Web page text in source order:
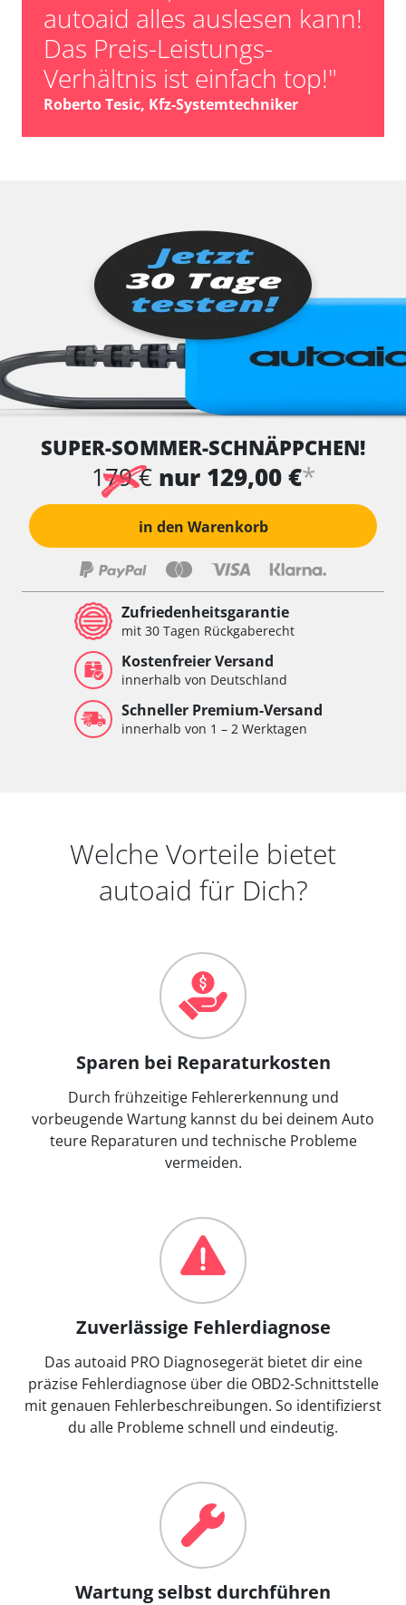
autoaid alles auslesen kann!
Das Preis-Leistungs-
Verhältnis ist einfach top!"
Roberto Tesic, Kfz-Systemtechniker
SUPER-SOMMER-SCHNÄPPCHEN!
179 € nur 129,00 €*
in den Warenkorb
Zufriedenheitsgarantie
mit 30 Tagen Rückgaberecht
Kostenfreier Versand
innerhalb von Deutschland
Schneller Premium-Versand
innerhalb von 1 – 2 Werktagen
Welche Vorteile bietet
autoaid für Dich?
Sparen bei Reparaturkosten
Durch frühzeitige Fehlererkennung und
vorbeugende Wartung kannst du bei deinem Auto
teure Reparaturen und technische Probleme
vermeiden.
Zuverlässige Fehlerdiagnose
Das autoaid PRO Diagnosegerät bietet dir eine
präzise Fehlerdiagnose über die OBD2-Schnittstelle
mit genauen Fehlerbeschreibungen. So identifizierst
du alle Probleme schnell und eindeutig.
Wartung selbst durchführen